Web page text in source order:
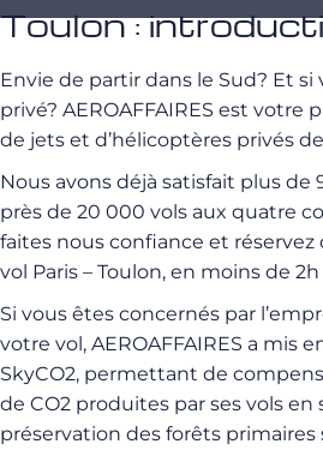
Toulon :
Envie de partir dans le Sud? Et si
privé? AEROAFFAIRES est votre
de jets et d’hélicoptères privés
Nous avons déjà satisfait plus de
près de 20 000 vols aux quatre
faites nous confiance et
vol Paris – Toulon, en moins de
Si vous êtes concernés par
votre vol, AEROAFFAIRES a mis
SkyCO2, permettant de
de CO2 produites par ses vols en
préservation des forêts primaires